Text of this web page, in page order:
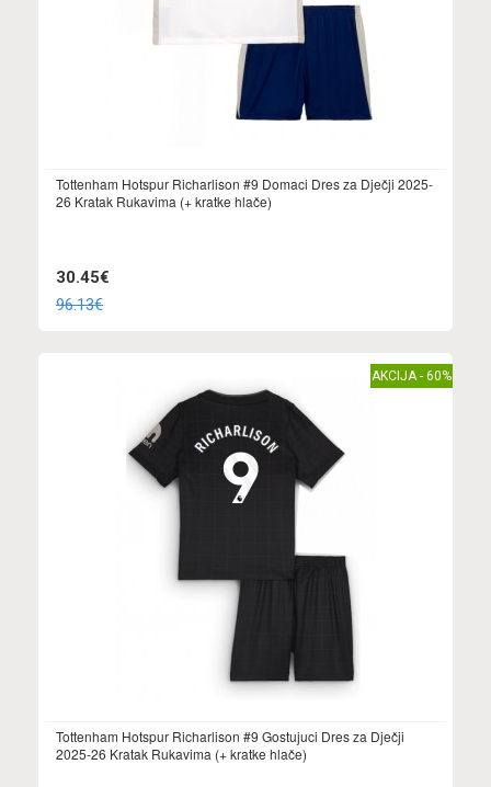
Tottenham Hotspur Richarlison #9 Domaci Dres za Dječji 2025-
26 Kratak Rukavima (+ kratke hlače)
30.45€
96.13€
AKCIJA - 60%
Tottenham Hotspur Richarlison #9 Gostujuci Dres za Dječji
2025-26 Kratak Rukavima (+ kratke hlače)